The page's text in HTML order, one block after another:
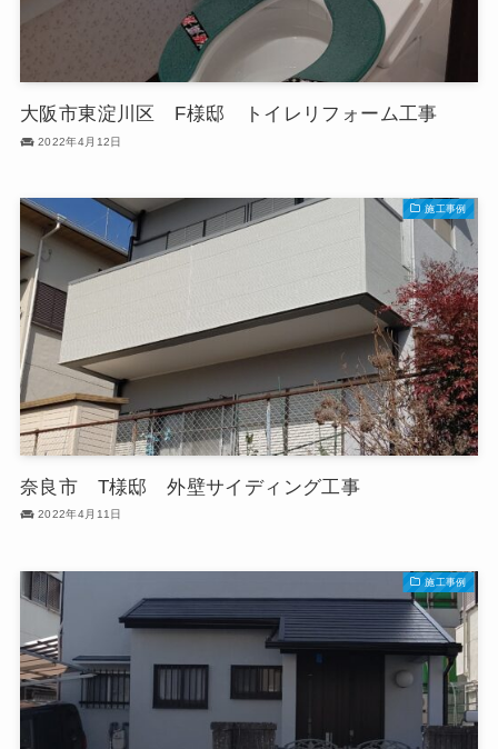
大阪市東淀川区 F様邸 トイレリフォーム工事
2022年4月12日
施工事例
奈良市 T様邸 外壁サイディング工事
2022年4月11日
施工事例